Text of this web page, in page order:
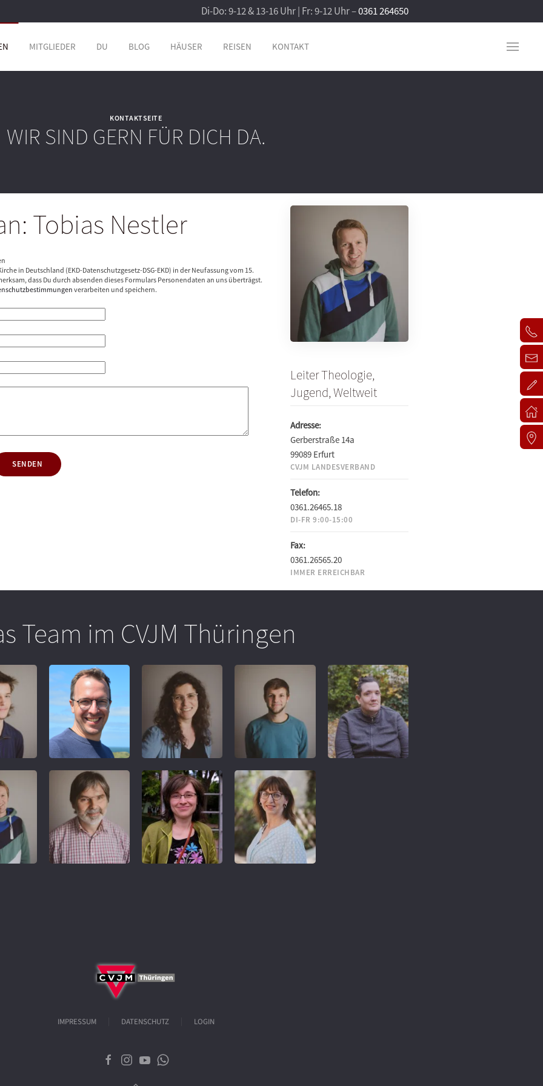
Di-Do: 9-12 & 13-16 Uhr | Fr: 9-12 Uhr –0361 264650
MITGLIEDER DU BLOG HÄUSER REISEN KONTAKT
KONTAKTSEITE
WIR SIND GERN FÜR DICH DA.
Tobias Nestler
in Deutschland (EKD-Datenschutzgesetz-DSG-EKD) in der Neufassung vom 15.
dass Du durch absenden dieses Formulars Personendaten an uns überträgst.
verarbeiten und speichern.
SENDEN
Leiter Theologie,
Jugend, Weltweit
Adresse:
Gerberstraße 14a
99089 Erfurt
CVJM LANDESVERBAND
Telefon:
0361.26465.18
DI-FR 9:00-15:00
Fax:
0361.26565.20
IMMER ERREICHBAR
Team im CVJM Thüringen
REFERENT
IMPRESSUM DATENSCHUTZ LOGIN